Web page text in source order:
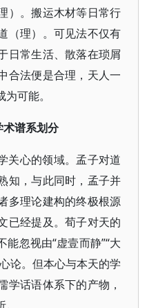
）。搬运木材等日常行
（理）。可见法不仅有
日常生活、散落在琐屑
合法便是合理，天人一
可能。
术谱系划分
关心的领域。孟子对道
知，与此同时，孟子并
多理论建构的终极根源
已经提及。荀子对天的
忽视由“虚壹而静”“大
论。但本心与本天的学
学话语体系下的产物，